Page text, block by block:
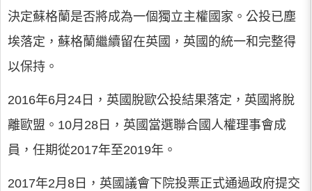
決定蘇格蘭是否將成為一個獨立主權國家。公投已塵
埃落定，蘇格蘭繼續留在英國，英國的統一和完整得
以保持。
2016年6月24日，英國脫歐公投結果落定，英國將脫
離歐盟。10月28日，英國當選聯合國人權理事會成
員，任期從2017年至2019年。
2017年2月8日，英國議會下院投票正式通過政府提交